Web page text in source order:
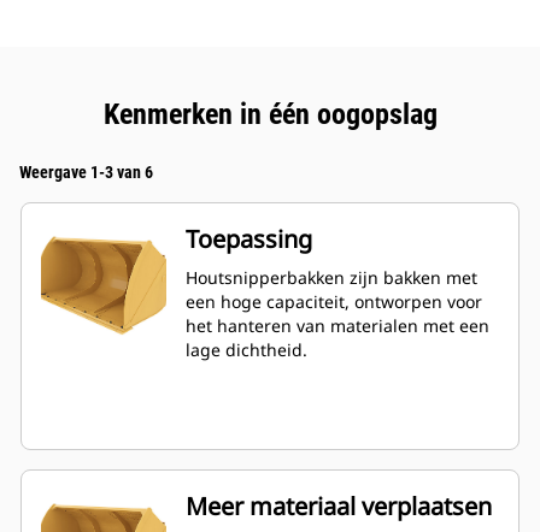
Kenmerken in één oogopslag
Weergave 1-3 van 6
Toepassing
Houtsnipperbakken zijn bakken met
een hoge capaciteit, ontworpen voor
het hanteren van materialen met een
lage dichtheid.
Meer materiaal verplaatsen